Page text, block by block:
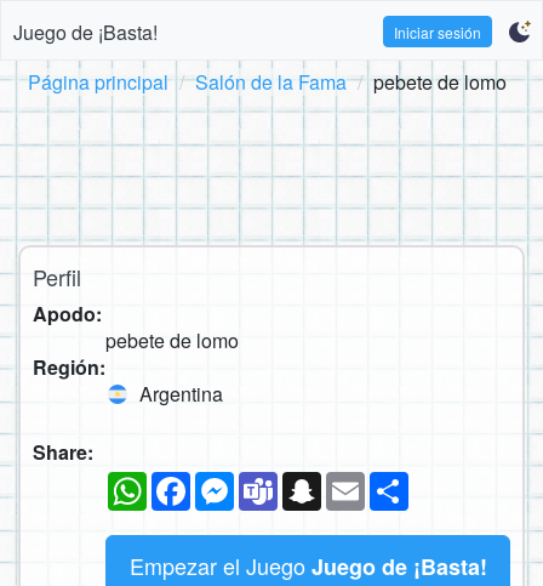
Juego de ¡Basta! Iniciar sesión
Página principal Salón de la Fama pebete de lomo
Perfil
Apodo:
pebete de lomo
Región:
Argentina
Share:
WhatsAppFacebookMessenger
TeamsSnapchat
Email
Empezar el Juego Juego de ¡Basta!